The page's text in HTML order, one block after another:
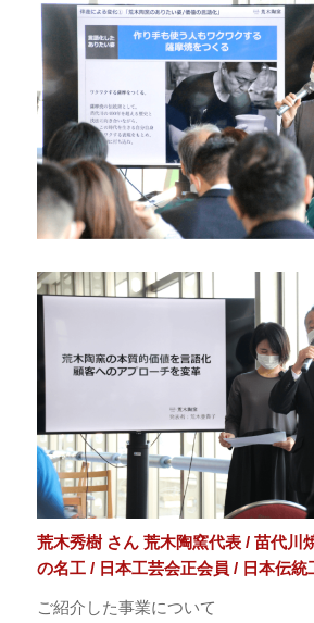
荒木秀樹 さん 荒木陶窯代表 / 苗代川
の名工 / 日本工芸会正会員 / 日本伝統
ご紹介した事業について